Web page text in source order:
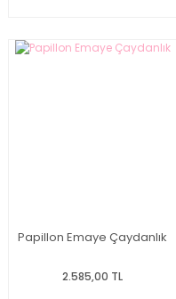
Papillon Emaye Çaydanlık
2.585,00 TL